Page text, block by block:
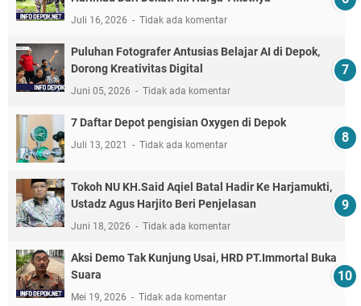
Juli 16, 2026 Tidak ada komentar
Puluhan Fotografer Antusias Belajar AI di Depok,
Dorong Kreativitas Digital
Juni 05, 2026 Tidak ada komentar
7 Daftar Depot pengisian Oxygen di Depok
Juli 13, 2021 Tidak ada komentar
Tokoh NU KH.Said Aqiel Batal Hadir Ke Harjamukti,
Ustadz Agus Harjito Beri Penjelasan
Juni 18, 2026 Tidak ada komentar
Aksi Demo Tak Kunjung Usai, HRD PT.Immortal Buka
Suara
Mei 19, 2026 Tidak ada komentar